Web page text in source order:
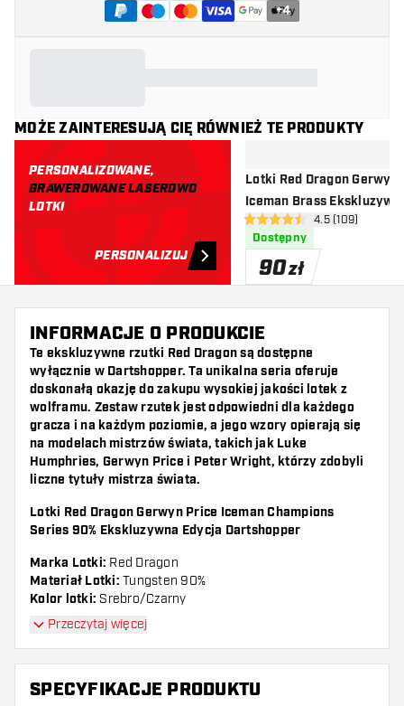
+4
MOŻE ZAINTERESUJĄ CIĘ RÓWNIEŻ TE PRODUKTY
PERSONALIZOWANE,
GRAWEROWANE LASEROWO
LOTKI
PERSONALIZUJ
Lotki Red Dragon Gerwyn
Iceman Brass
Dartshopperotwórz panel
4.5 gwiazdki oceny
4.5 (109)
Dostępny
90zł
INFORMACJE O PRODUKCIE
Te ekskluzywne rzutki Red Dragon są dostępne
wyłącznie w Dartshopper. Ta unikalna seria oferuje
doskonałą okazję do zakupu wysokiej jakości lotek z
wolframu. Zestaw rzutek jest odpowiedni dla każdego
gracza i na każdym poziomie, a jego wzory opierają się
na modelach mistrzów świata, takich jak Luke
Humphries, Gerwyn Price i Peter Wright, którzy zdobyli
liczne tytuły mistrza świata.
Lotki Red Dragon Gerwyn Price Iceman Champions
Series 90% Ekskluzywna Edycja Dartshopper
Marka Lotki: Red Dragon
Materiał Lotki: Tungsten 90%
Kolor lotki: Srebro/Czarny
Ta lotka jest dostępna w następujących wagach:
Przeczytaj więcej
SPECYFIKACJE PRODUKTU